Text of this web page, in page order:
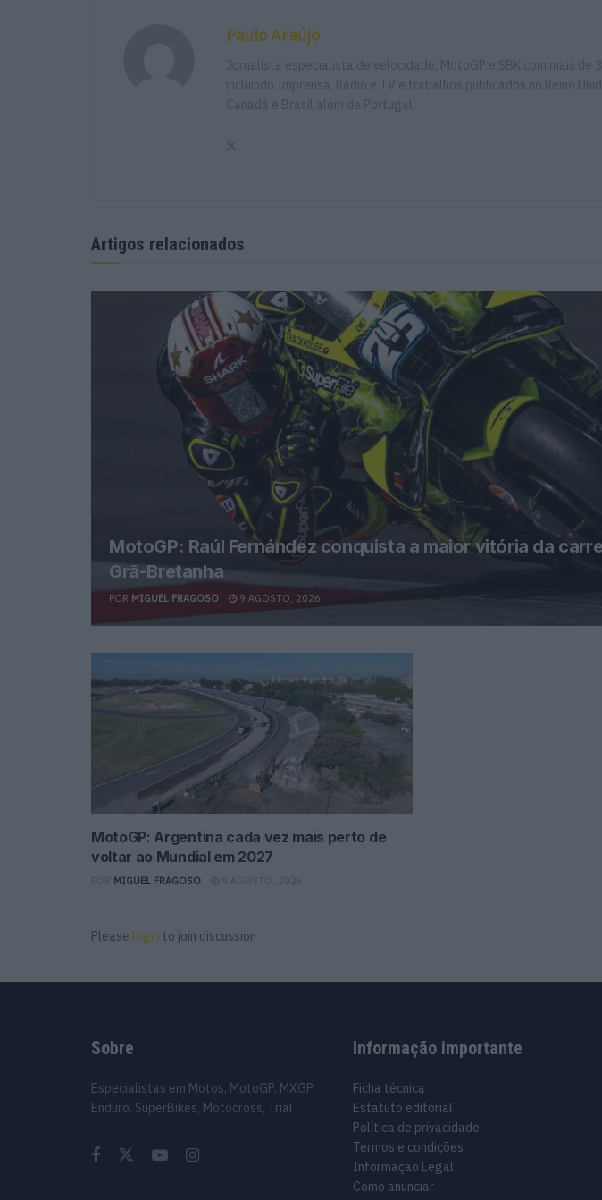
Paulo Araújo
Jornalista especialista de velocidade, MotoGP e SBK com mais de
incluindo Imprensa, Radio e TV e trabalhos publicados no Reino
Canadá e Brasil além de Portugal
Artigos relacionados
MotoGP: Raúl Fernández conquista a maior vitória da
Grã-Bretanha
POR MIGUEL FRAGOSO 9 AGOSTO, 2026
MotoGP: Argentina cada vez mais perto de
voltar ao Mundial em 2027
MIGUEL FRAGOSO 9 AGOSTO, 2026
Please login to join discussion
Sobre
Especialistas em Motos, MotoGP, MXGP,
Enduro, SuperBikes, Motocross, Trial
Informação importante
Ficha técnica
Estatuto editorial
Política de privacidade
Termos e condições
Informação Legal
Como anunciar